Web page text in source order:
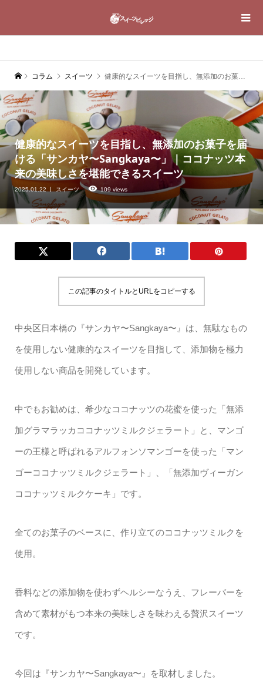
コラム スイーツ 健康的なスイーツを目指し、無添加のお菓子を届ける「サンカヤ〜Sangkaya〜」｜ココナッツ本来の美味しさを堪能できるスイーツ
健康的なスイーツを目指し、無添加のお菓子を届
ける「サンカヤ〜Sangkaya〜」｜ココナッツ本
来の美味しさを堪能できるスイーツ
2025.01.22 スイーツ 109 views
この記事のタイトルとURLをコピーする
中央区日本橋の『サンカヤ〜Sangkaya〜』は、無駄なもの
を使用しない健康的なスイーツを目指して、添加物を極力
使用しない商品を開発しています。
中でもお勧めは、希少なココナッツの花蜜を使った「無添
加グラマラッカココナッツミルクジェラート」と、マンゴ
ーの王様と呼ばれるアルフォンソマンゴーを使った「マン
ゴーココナッツミルクジェラート」、「無添加ヴィーガン
ココナッツミルクケーキ」です。
全てのお菓子のベースに、作り立てのココナッツミルクを
使用。
香料などの添加物を使わずヘルシーなうえ、フレーバーを
含めて素材がもつ本来の美味しさを味わえる贅沢スイーツ
です。
今回は『サンカヤ〜Sangkaya〜』を取材しました。